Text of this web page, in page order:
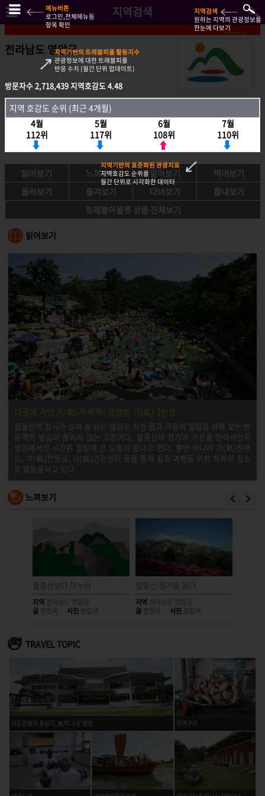
지역검색
전라남도 영암군
방문자수2,718,439지역호감도 4.48
지역호감도 순위 (최근 4개월)
4월
112위
5월
117위
6월
108위
7월
110위
읽어보기 느껴보기 알아보기
먹어보기
둘러보기
즐겨보기 다녀보기
뽐내보기
트래블아울렛 상품 전체보기
읽어보기
이곳에 가면 기(氣)가 팍팍! 영암의 기(氣) 3인방
월출산의 정기가 살아 숨 쉬는 영암은 지친 몸과 마음의 힐링을 위해 찾는 방
문객의 발길이 끊이지 않는 고장이다. 월출산의 정기와 기운을 받아서인지
영암에서의 시간은 힐링에 큰 도움이 된다고 한다. 뿐만 아니라 기(氣)찬랜
드, 기(氣)찬묏길, 기(氣)건강센터 등을 통해 힐링 여행을 위한 최적의 장소
로 발돋움하고 있다.
느껴보기
월출산보다 마누라
지역 전라남도 영암군
글 편집국 사진 편집국
월출산 정기를 품다
지역 전라남도 영암군
글 편집국 사진 편집국
TRAVEL TOPIC
남도관광의 중심지, 氣의 고장 영암 장어구이
방문자수2,718,439지역호감도 4.48
지역 호감도 순위 (최근 4개월)
4월
112위
5월
117위
6월
108위
7월
110위
메뉴버튼
로그인,전체메뉴등
항목 확인
지역검색
원하는 지역의 관광정보를
한눈에 다보기
지역기반의 트래블피플 활동지수
관광정보에 대한 트래블피플
반응 수치 (월간 단위 업데이트)
지역기반의 표준화된 관광지표
지역호감도 순위를
월간 단위로 시각화한 데이터